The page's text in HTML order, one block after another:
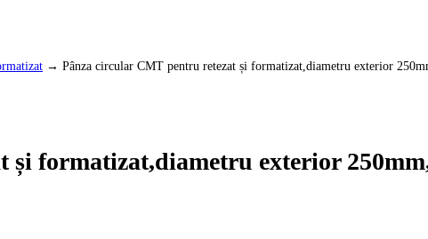
→ Pânza circular CMT pentru retezat și formatizat,diametru exterior
formatizat,diametru exterior